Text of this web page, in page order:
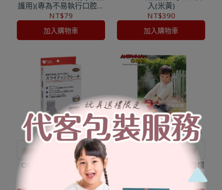
心。
護用)(專為不易執行口腔照
護患者所設計)
NT$79
加入購物車
入(米黃)
NT$390
加入購物車
滑順加工布面，移位更省力
OSAKI-輔助移位滑墊(米
黃)(2款尺寸可選~)
NT$420
日本經典卡通正版公司貨
【外包裝NG出清】麵包超
人-麵包超人GOGO學步車
(新)(1.5歲以上~5歲左右)
NT$1,650